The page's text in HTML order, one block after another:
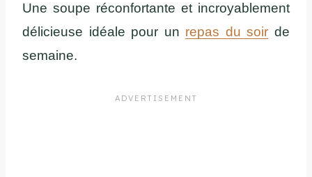
Une soupe réconfortante et incroyablement
délicieuse idéale pour un repas du soir de
semaine.